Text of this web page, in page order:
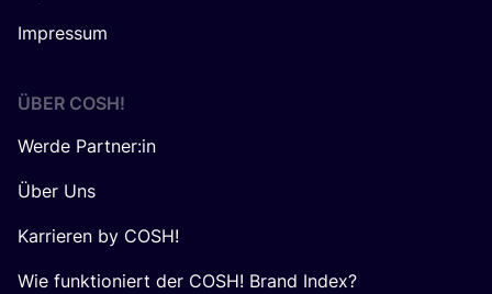
Impressum
ÜBER COSH!
Werde Partner:in
Über Uns
Karrieren by COSH!
Wie funktioniert der COSH! Brand Index?